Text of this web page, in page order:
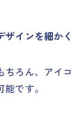
インを細か
ちろん、アイ
です。